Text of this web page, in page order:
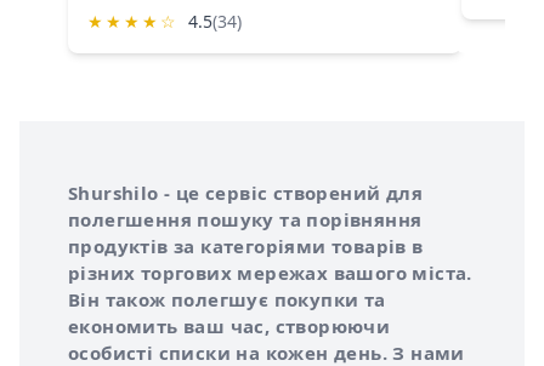
★ ★ ★ ★ ☆ 4.5(34)
Про сервіс Shurshilo
Shurshilo - це сервіс створений для
полегшення пошуку та порівняння
продуктів за категоріями товарів в
різних торгових мережах вашого міста.
Він також полегшує покупки та
економить ваш час, створюючи
особисті списки на кожен день. З нами